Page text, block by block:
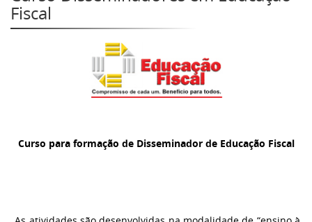
Fiscal
Curso para formação de Disseminador de Educação Fiscal